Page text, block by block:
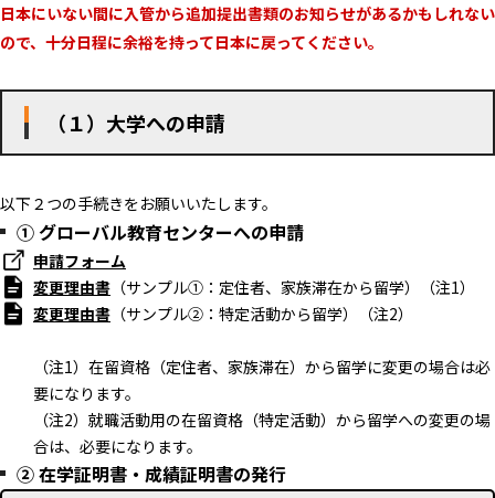
日本にいない間に入管から追加提出書類のお知らせがあるかもしれない
ので、十分日程に余裕を持って日本に戻ってください。
（１）大学への申請
以下２つの手続きをお願いいたします。
① グローバル教育センターへの申請
申請フォーム
変更理由書 （サンプル①：定住者、家族滞在から留学）（注1）
変更理由書 （サンプル②：特定活動から留学）（注2）
（注1）在留資格（定住者、家族滞在）から留学に変更の場合は必
要になります。
（注2）就職活動用の在留資格（特定活動）から留学への変更の場
合は、必要になります。
② 在学証明書・成績証明書の発行